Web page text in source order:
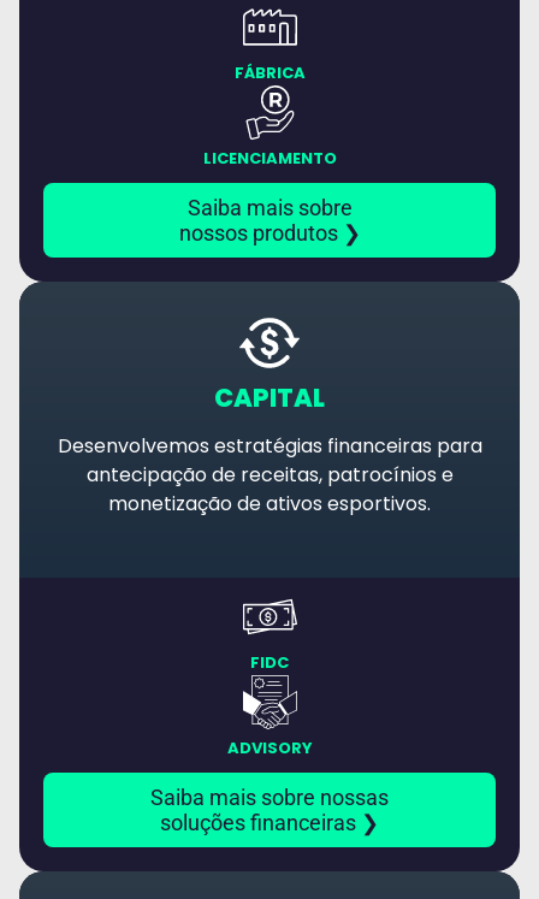
FÁBRICA
LICENCIAMENTO
Saiba mais sobre
nossos produtos ❯
CAPITAL
Desenvolvemos estratégias financeiras para
antecipação de receitas, patrocínios e
monetização de ativos esportivos.
FIDC
ADVISORY
Saiba mais sobre nossas
soluções financeiras ❯